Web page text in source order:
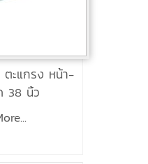
ะแกรง หน้า-
38 นิ้ว